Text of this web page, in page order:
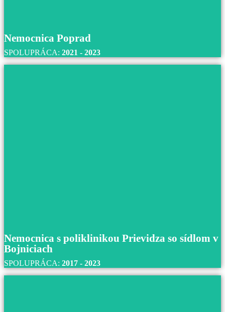
Nemocnica Poprad
SPOLUPRÁCA: 2021 - 2023
Nemocnica s poliklinikou Prievidza so sídlom v
Bojniciach
SPOLUPRÁCA: 2017 - 2023